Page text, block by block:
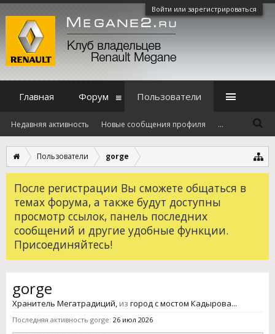
Войти или зарегистрироваться
Пользователи gorge
После регистрации Вы сможете общаться в
темах форума, а также будут доступны
просмотр ссылок, панель последних
сообщений и другие удобные функции.
Присоединяйтесь!
gorge
Хранитель Мегатрадиций, из город с мостом Кадырова...
Последняя активность gorge: 26 июл 2026
Главная Форум Пользователи
Недавняя активность Новые сообщения профиля ...